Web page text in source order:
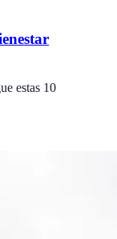
estas 10